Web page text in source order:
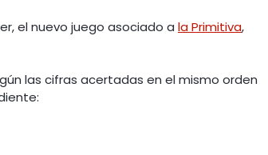
el nuevo juego asociado ala Primitiva,
las cifras acertadas en el mismo orden